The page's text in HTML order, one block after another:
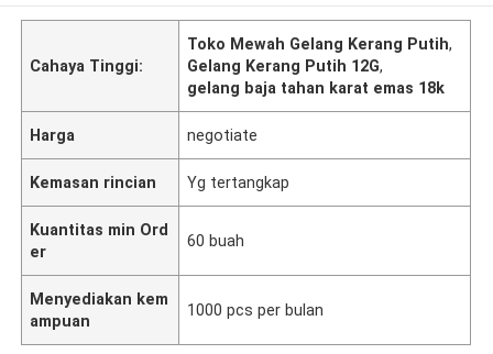
Cahaya Tinggi:
Toko Mewah Gelang Kerang Putih,
Gelang Kerang Putih 12G,
gelang baja tahan karat emas 18k
Harga negotiate
Kemasan rincian Yg tertangkap
Kuantitas min Ord
er
60 buah
Menyediakan kem
ampuan
1000 pcs per bulan